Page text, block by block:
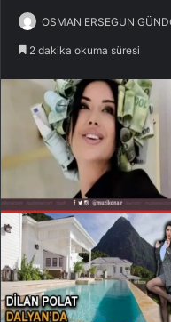
OSMAN ERSEGUN
2 dakika okuma süresi